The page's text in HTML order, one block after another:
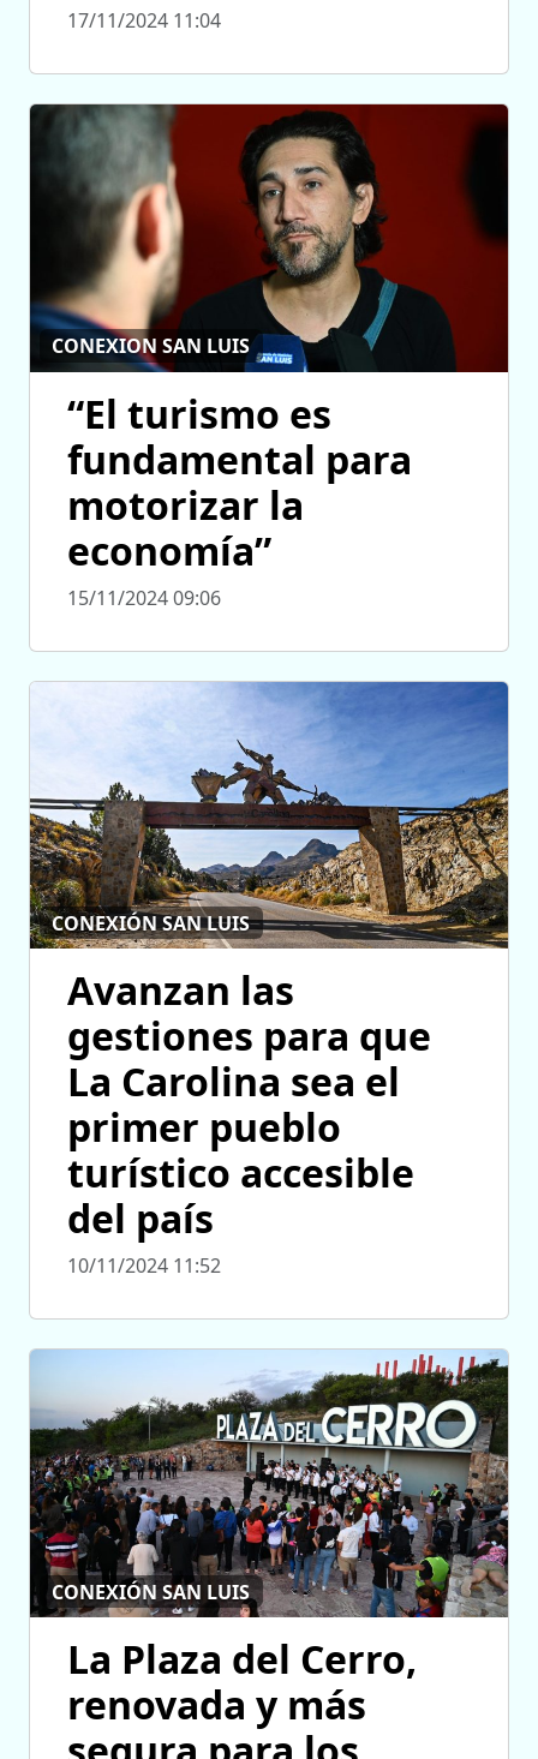
17/11/2024 11:04
CONEXION SAN LUIS
“El turismo es
fundamental para
motorizar la
economía”
15/11/2024 09:06
CONEXIÓN SAN LUIS
Avanzan las
gestiones para que
La Carolina sea el
primer pueblo
turístico accesible
del país
10/11/2024 11:52
CONEXIÓN SAN LUIS
La Plaza del Cerro,
renovada y más